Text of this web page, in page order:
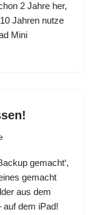
2 Jahre her,
Jahren nutze
Mini
gemacht‘,
gemacht
aus dem
auf dem iPad!